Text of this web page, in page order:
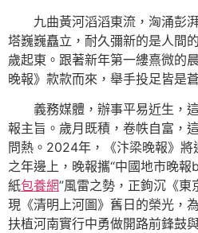
九曲黃河滔滔東流，洶涌彭
塔巍巍矗立，耐久彌新的是人間
歲起東。跟著新年第一縷熹微的晨
晚報》款款而來，舉手投足皆是
義務媒體，辦事平易近生，
報主旨。歲月既積，卷帙自富，
問熱。2024年，《汴梁晚報》
之年邊上，晚報攜“中國地市晚報
紙包養網”風雷之勢，正鉤沉《
現《清明上河圖》舊日的榮光，
扶植河南實行中勇做開路前鋒鼓